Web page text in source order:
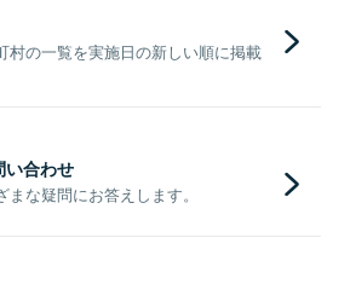
村の一覧を実施日の新しい順に掲載
い合わせ
な疑問にお答えします。